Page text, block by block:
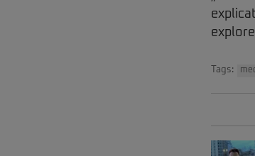
Tags: